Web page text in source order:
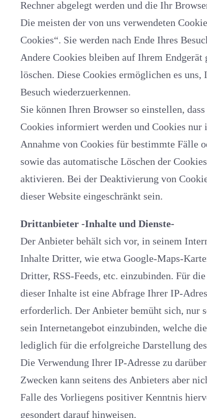
Rechner abgelegt werden und die Ihr
Die meisten der von uns verwendeten Cookies sind so
Cookies“. Sie werden nach Ende Ihres Besuchs
Andere Cookies bleiben auf Ihrem Endgerät
löschen. Diese Cookies ermöglichen es uns,
Besuch wiederzuerkennen.
Sie können Ihren Browser so einstellen, dass Sie über das
Cookies informiert werden und Cookies nur im
Annahme von Cookies für bestimmte Fälle oder
sowie das automatische Löschen der Cookies
aktivieren. Bei der Deaktivierung von
dieser Website eingeschränkt sein.
Drittanbieter -Inhalte und Dienste-
Der Anbieter behält sich vor, in seinem Internetangebot Dienste und
Inhalte Dritter, wie etwa Google-Maps-Karten, YouTube-Videos, Grafiken
Dritter, RSS-Feeds, etc. einzubinden. Für die erfolgreiche Darstellung
dieser Inhalte ist eine Abfrage Ihrer IP-Adresse durch den Drittanbieter
erforderlich. Der Anbieter bemüht sich, nur solche Angebote von Dritten in
sein Internetangebot einzubinden, welche die abgefragte IP-Adresse
lediglich für die erfolgreiche Darstellung des jeweiligen Angebots nutzen.
Die Verwendung Ihrer IP-Adresse zu darüber hinausgehenden statistischen
Zwecken kann seitens des Anbieters aber nicht ausgeschlossen werden.
Falle des Vorliegens positiver Kenntnis hiervon, wird
gesondert darauf hinweisen.